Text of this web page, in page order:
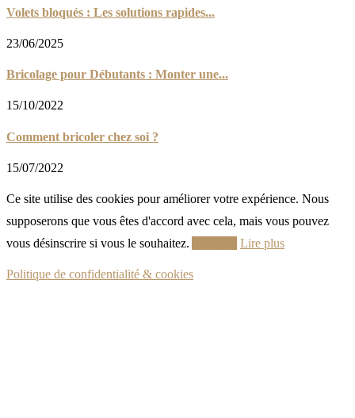
Volets bloqués : Les solutions rapides...
23/06/2025
Bricolage pour Débutants : Monter une...
15/10/2022
Comment bricoler chez soi ?
15/07/2022
Ce site utilise des cookies pour améliorer votre expérience. Nous
supposerons que vous êtes d'accord avec cela, mais vous pouvez
vous désinscrire si vous le souhaitez.
Lire plus
Politique de confidentialité & cookies